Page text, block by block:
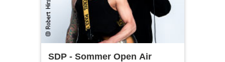
SDP - Sommer Open Air